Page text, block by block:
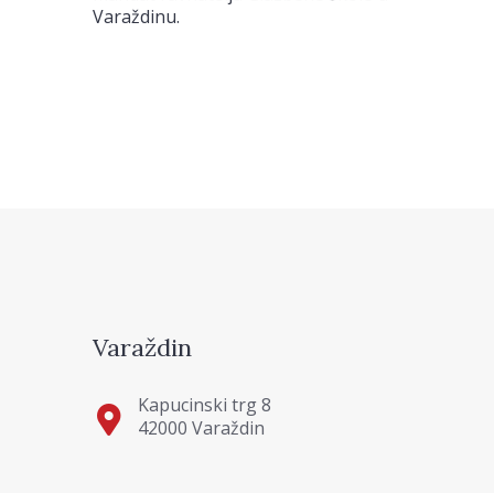
Varaždinu.
Varaždin
Kapucinski trg 8
42000 Varaždin